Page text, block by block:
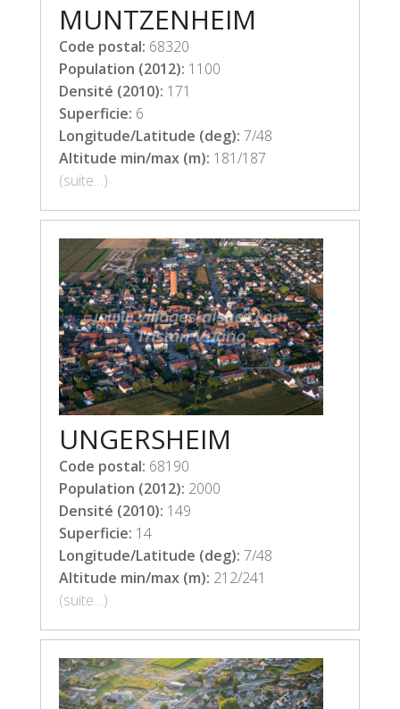
MUNTZENHEIM
Code postal: 68320
Population (2012): 1100
Densité (2010): 171
Superficie: 6
Longitude/Latitude (deg): 7/48
Altitude min/max (m): 181/187
(suite…)
UNGERSHEIM
Code postal: 68190
Population (2012): 2000
Densité (2010): 149
Superficie: 14
Longitude/Latitude (deg): 7/48
Altitude min/max (m): 212/241
(suite…)